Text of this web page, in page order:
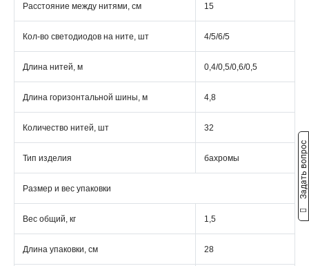
Расстояние между нитями, см 15
Кол-во светодиодов на ните, шт 4/5/6/5
Длина нитей, м 0,4/0,5/0,6/0,5
Длина горизонтальной шины, м 4,8
Количество нитей, шт 32
Тип изделия бахромы
Размер и вес упаковки
Вес общий, кг 1,5
Длина упаковки, см 28
Задать вопрос